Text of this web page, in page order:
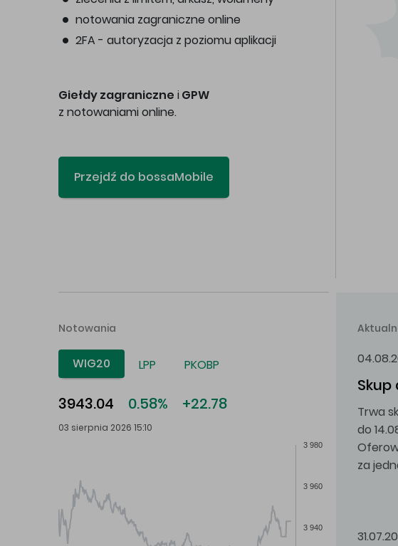
notowania zagraniczne online
2FA - autoryzacja z poziomu aplikacji
Giełdy zagraniczne i GPW
z notowaniami online.
Przejdź do bossaMobile
Notowania
WIG20 LPP PKOBP
3943.04 0.58% +22.78
03 sierpnia 2026 15:10
3 940
3 960
3 980
Skup
Trwa
do
za